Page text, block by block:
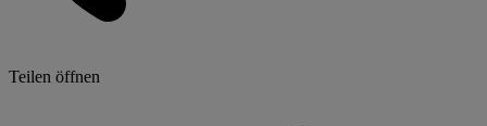
Teilen öffnen